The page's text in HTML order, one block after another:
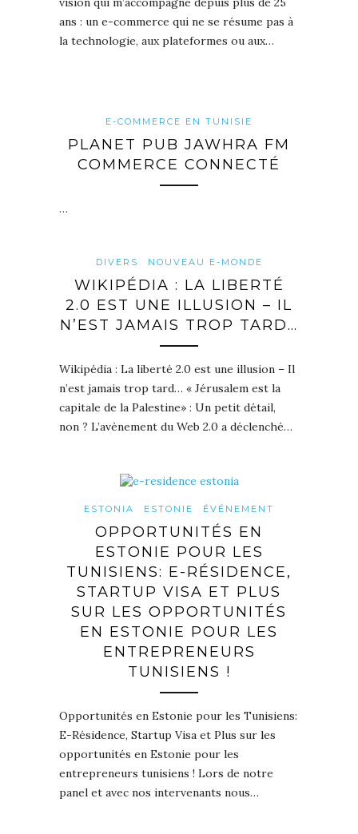
ans : un e-commerce qui ne se résume pas à
la technologie, aux plateformes ou aux…
E-COMMERCE EN TUNISIE
PLANET PUB JAWHRA FM
COMMERCE CONNECTÉ
…
DIVERS NOUVEAU E-MONDE
WIKIPÉDIA : LA LIBERTÉ
2.0 EST UNE ILLUSION – IL
N’EST JAMAIS TROP TARD…
Wikipédia : La liberté 2.0 est une illusion – Il
n’est jamais trop tard… « Jérusalem est la
capitale de la Palestine» : Un petit détail,
non ? L’avènement du Web 2.0 a déclenché…
ESTONIA ESTONIE ÉVÉNEMENT
OPPORTUNITÉS EN
ESTONIE POUR LES
TUNISIENS: E-RÉSIDENCE,
STARTUP VISA ET PLUS
SUR LES OPPORTUNITÉS
EN ESTONIE POUR LES
ENTREPRENEURS
TUNISIENS !
Opportunités en Estonie pour les Tunisiens:
E-Résidence, Startup Visa et Plus sur les
opportunités en Estonie pour les
entrepreneurs tunisiens ! Lors de notre
panel et avec nos intervenants nous…